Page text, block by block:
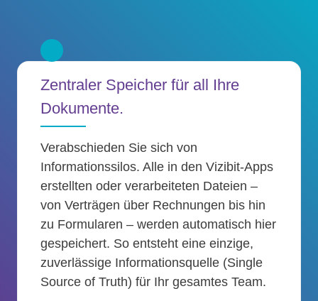
Zentraler Speicher für all Ihre
Dokumente.
Verabschieden Sie sich von
Informationssilos. Alle in den Vizibit-Apps
erstellten oder verarbeiteten Dateien –
von Verträgen über Rechnungen bis hin
zu Formularen – werden automatisch hier
gespeichert. So entsteht eine einzige,
zuverlässige Informationsquelle (Single
Source of Truth) für Ihr gesamtes Team.